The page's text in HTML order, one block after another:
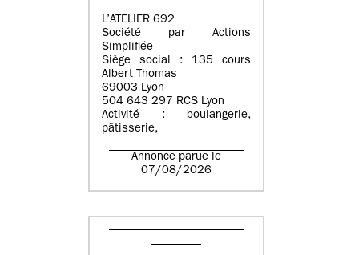
L’ATELIER 692
Société par Actions
Simplifiée
Siège social : 135 cours
Albert Thomas
69003 Lyon
504 643 297 RCS Lyon
Activité : boulangerie,
pâtisserie,
Annonce parue le
07/08/2026